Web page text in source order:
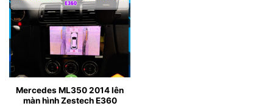
Mercedes ML350 2014 lên
màn hình Zestech E360